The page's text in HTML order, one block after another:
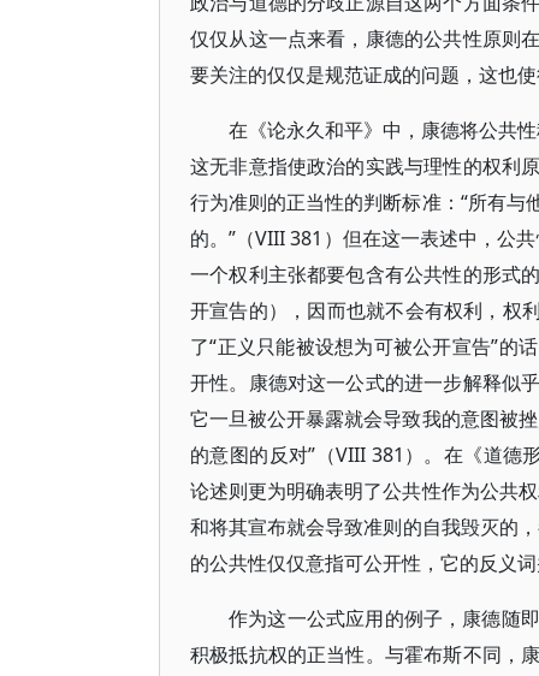
仅仅从这一点来看，康德的公共性原则
要关注的仅仅是规范证成的问题，这也
在《论永久和平》中，康德将公共
这无非意指使政治的实践与理性的权利
行为准则的正当性的判断标准：“所有
的。”（VIII 381）但在这一表述中，公
一个权利主张都要包含有公共性的形式
开宣告的），因而也就不会有权利，权
了“正义只能被设想为可被公开宣告”的
开性。康德对这一公式的进一步解释似
它一旦被公开暴露就会导致我的意图被
的意图的反对”（VIII 381）。在《道
论述则更为明确表明了公共性作为公共
和将其宣布就会导致准则的自我毁灭的
的公共性仅仅意指可公开性，它的反义
作为这一公式应用的例子，康德随
积极抵抗权的正当性。与霍布斯不同，